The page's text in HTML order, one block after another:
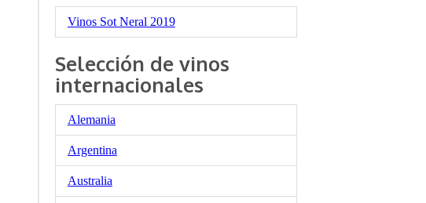
Vinos Sot Neral 2019
Selección de vinos
internacionales
Alemania
Argentina
Australia